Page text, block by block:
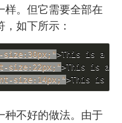
样。但它需要全部在
如下所示：
>This is a
size:22px;">This is a
size:14px;">This is
种不好的做法。由于